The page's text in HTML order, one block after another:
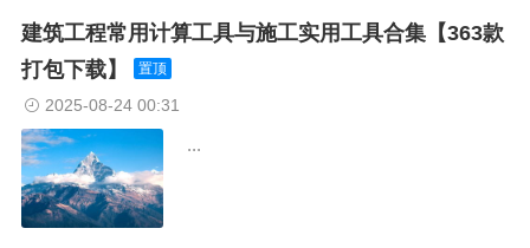
建筑工程常用计算工具与施工实用工具合集【363款
打包下载】
置顶
2025-08-24 00:31
...